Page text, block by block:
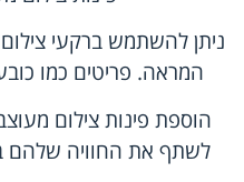
ניתן להשתמש ברקעי
המראה. פריטים כמו
הוספת פינות צילום
לשתף את החוויה שלהם